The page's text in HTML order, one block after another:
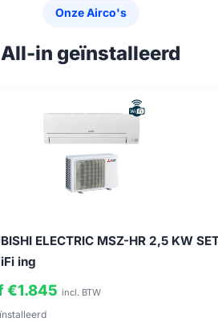
Onze Airco's
All-in geïnstalleerd
ELECTRIC MSZ-HR 2,5 KW
ing
€1.845 incl. BTW